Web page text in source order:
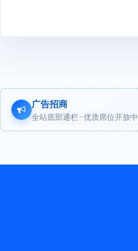
广告招商
全站底部通栏 · 优质席位开放中